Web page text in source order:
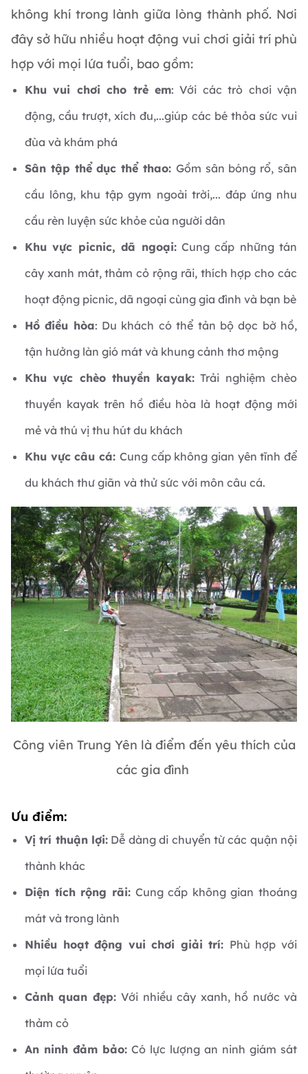
không khí trong lành giữa lòng thành phố. Nơi
đây sở hữu nhiều hoạt động vui chơi giải trí phù
hợp với mọi lứa tuổi, bao gồm:
Khu vui chơi cho trẻ em: Với các trò chơi vận
động, cầu trượt, xích đu,...giúp các bé thỏa sức vui
đùa và khám phá
Sân tập thể dục thể thao: Gồm sân bóng rổ, sân
cầu lông, khu tập gym ngoài trời,... đáp ứng nhu
cầu rèn luyện sức khỏe của người dân
Khu vực picnic, dã ngoại:Cung cấp những tán
cây xanh mát, thảm cỏ rộng rãi, thích hợp cho các
hoạt động picnic, dã ngoại cùng gia đình và bạn bè
Hồ điều hòa: Du khách có thể tản bộ dọc bờ hồ,
tận hưởng làn gió mát và khung cảnh thơ mộng
Khu vực chèo thuyền kayak: Trải nghiệm chèo
thuyền kayak trên hồ điều hòa là hoạt động mới
mẻ và thú vị thu hút du khách
Khu vực câu cá: Cung cấp không gian yên tĩnh để
du khách thư giãn và thử sức với môn câu cá.
Công viên Trung Yên là điểm đến yêu thích của
các gia đình
Ưu điểm:
Vị trí thuận lợi: Dễ dàng di chuyển từ các quận nội
thành khác
Diện tích rộng rãi:Cung cấp không gian thoáng
mát và trong lành
Nhiều hoạt động vui chơi giải trí: Phù hợp với
mọi lứa tuổi
Cảnh quan đẹp:Với nhiều cây xanh, hồ nước và
thảm cỏ
An ninh đảm bảo: Có lực lượng an ninh giám sát